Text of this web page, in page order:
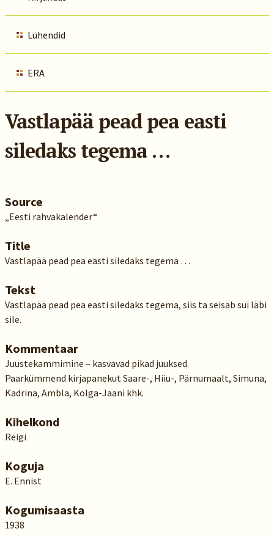
Lühendid
ERA
Vastlapää pead pea easti
siledaks tegema …
Source
„Eesti rahvakalender“
Title
Vastlapää pead pea easti siledaks tegema …
Tekst
Vastlapää pead pea easti siledaks tegema, siis ta seisab sui läbi
sile.
Kommentaar
Juustekammimine – kasvavad pikad juuksed.
Paarkümmend kirjapanekut Saare-, Hiiu-, Pärnumaalt, Simuna,
Kadrina, Ambla, Kolga-Jaani khk.
Kihelkond
Reigi
Koguja
E. Ennist
Kogumisaasta
1938